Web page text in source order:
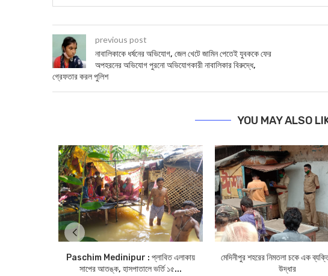
previous post
নাবালিকাকে ধর্ষনের অভিযোগ, জেল খেটে জামিন পেতেই যুবককে ফের
অপহরনের অভিযোগ পুরনো অভিযোগকারী নাবালিকার বিরুদ্ধে,
গ্রেফতার করল পুলিশ
YOU MAY ALSO
Paschim Medinipur : প্লাবিত এলাকায়
সাপের আতঙ্ক, হাসপাতালে ভর্তি ১৫...
মেদিনীপুর শহরের নিমতলা চকে এক
উদ্ধার